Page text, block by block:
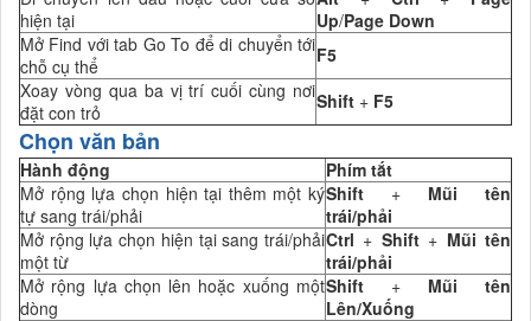
hiện tại
Up/Page Down
Mở Find với tab Go To để di chuyển tới
chỗ cụ thể
F5
Xoay vòng qua ba vị trí cuối cùng nơi
đặt con trỏ
Shift + F5
Chọn văn bản
Hành động
Phím tắt
Mở rộng lựa chọn hiện tại thêm một ký
tự sang trái/phải
Shift + Mũi tên
trái/phải
Mở rộng lựa chọn hiện tại sang trái/phải
một từ
Ctrl + Shift + Mũi tên
trái/phải
Mở rộng lựa chọn lên hoặc xuống một
dòng
Shift + Mũi tên
Lên/Xuống